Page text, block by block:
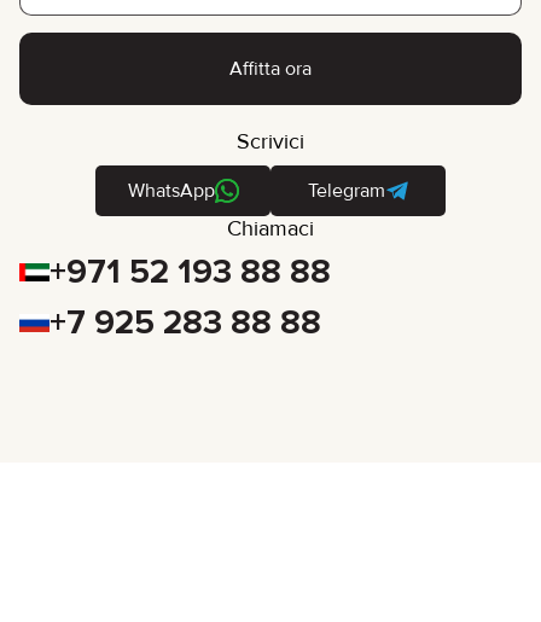
Affitta ora
Scrivici
WhatsApp Telegram
Chiamaci
+971 52 193 88 88
+7 925 283 88 88